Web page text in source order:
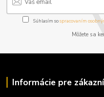
Súhlasím sospracovaním
Môžete sa
Informácie pre